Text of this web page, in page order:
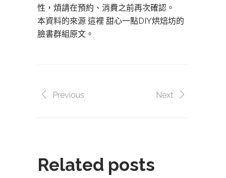
性，煩請在預約、消費之前再次確認。
本資料的來源 這裡 甜心一點DIY烘焙坊的
臉書群組原文。
Previous Next
Related posts